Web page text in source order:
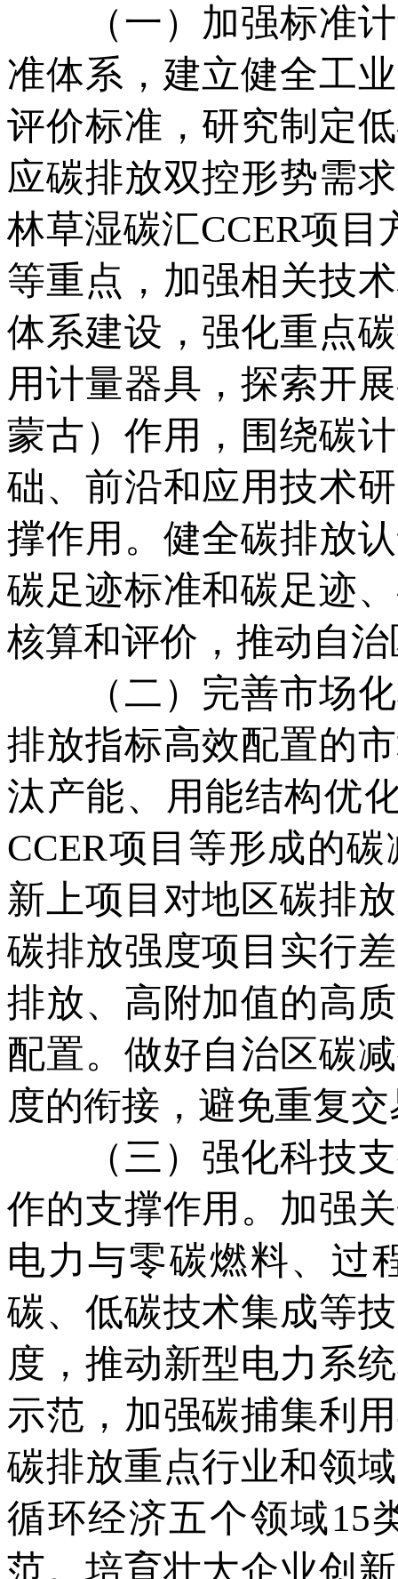
（一）加强标准计
准体系，建立健全工
评价标准，研究制定
应碳排放双控形势需
林草湿碳汇CCER项目
等重点，加强相关技
体系建设，强化重点
用计量器具，探索开
蒙古）作用，围绕碳
础、前沿和应用技术
撑作用。健全碳排放
碳足迹标准和碳足迹
核算和评价，推动自
（二）完善市场化
排放指标高效配置的
汰产能、用能结构优
CCER项目等形成的
新上项目对地区碳排
碳排放强度项目实行
排放、高附加值的高
配置。做好自治区碳
度的衔接，避免重复
（三）强化科技支
作的支撑作用。加强
电力与零碳燃料、过
碳、低碳技术集成等
度，推动新型电力系
示范，加强碳捕集利
碳排放重点行业和领
循环经济五个领域15
范。培育壮大企业创